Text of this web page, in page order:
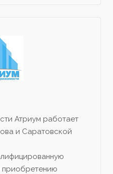
Атриум работает
и Саратовской